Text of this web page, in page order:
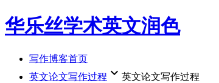
华乐丝学术英文润色
写作博客首页
英文论文写作过程 keyboard_arrow_down 英文论文写作过程